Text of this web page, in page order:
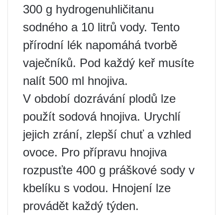
300 g hydrogenuhličitanu
sodného a 10 litrů vody. Tento
přírodní lék napomáhá tvorbě
vaječníků. Pod každý keř musíte
nalít 500 ml hnojiva.
V období dozrávání plodů lze
použít sodová hnojiva. Urychlí
jejich zrání, zlepší chuť a vzhled
ovoce. Pro přípravu hnojiva
rozpusťte 400 g práškové sody v
kbelíku s vodou. Hnojení lze
provádět každý týden.